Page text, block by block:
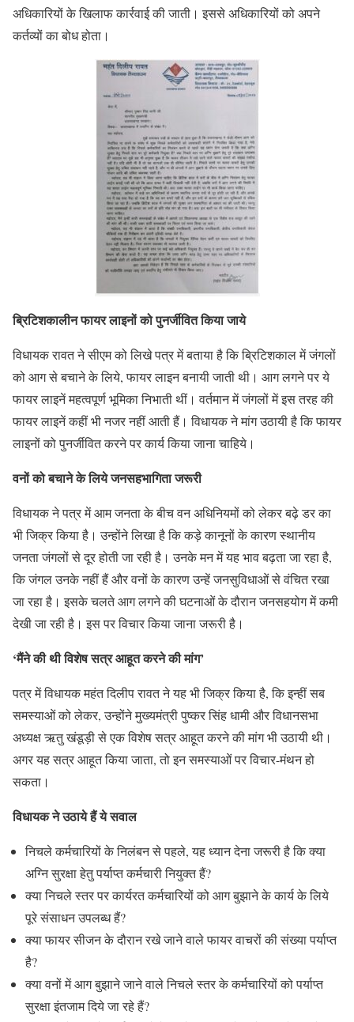
अधिकारियों के खिलाफ कार्रवाई की जाती। इससे अधिकारियों को अपने
कर्तव्यों का बोध होता।
ब्रिटिशकालीन फायर लाइनों को पुनर्जीवित किया जाये
विधायक रावत ने सीएम को लिखे पत्र में बताया है कि ब्रिटिशकाल में जंगलों
को आग से बचाने के लिये, फायर लाइन बनायी जाती थी। आग लगने पर ये
फायर लाइनें महत्वपूर्ण भूमिका निभाती थीं। वर्तमान में जंगलों में इस तरह की
फायर लाइनें कहीं भी नजर नहीं आती हैं। विधायक ने मांग उठायी है कि फायर
लाइनों को पुनर्जीवित करने पर कार्य किया जाना चाहिये।
वनों को बचाने के लिये जनसहभागिता जरूरी
विधायक ने पत्र में आम जनता के बीच वन अधिनियमों को लेकर बढ़े डर का
भी जिक्र किया है। उन्होंने लिखा है कि कड़े कानूनों के कारण स्थानीय
जनता जंगलों से दूर होती जा रही है। उनके मन में यह भाव बढ़ता जा रहा है,
कि जंगल उनके नहीं हैं और वनों के कारण उन्हें जनसुविधाओं से वंचित रखा
जा रहा है। इसके चलते आग लगने की घटनाओं के दौरान जनसहयोग में कमी
देखी जा रही है। इस पर विचार किया जाना जरूरी है।
‘मैंने की थी विशेष सत्र आहूत करने की मांग’
पत्र में विधायक महंत दिलीप रावत ने यह भी जिक्र किया है, कि इन्हीं सब
समस्याओं को लेकर, उन्होंने मुख्यमंत्री पुष्कर सिंह धामी और विधानसभा
अध्यक्ष ऋतु खंडूड़ी से एक विशेष सत्र आहूत करने की मांग भी उठायी थी।
अगर यह सत्र आहूत किया जाता, तो इन समस्याओं पर विचार-मंथन हो
सकता।
विधायक ने उठाये हैं ये सवाल
निचले कर्मचारियों के निलंबन से पहले, यह ध्यान देना जरूरी है कि क्या
अग्नि सुरक्षा हेतु पर्याप्त कर्मचारी नियुक्त हैं?
क्या निचले स्तर पर कार्यरत कर्मचारियों को आग बुझाने के कार्य के लिये
पूरे संसाधन उपलब्ध हैं?
क्या फायर सीजन के दौरान रखे जाने वाले फायर वाचरों की संख्या पर्याप्त
है?
क्या वनों में आग बुझाने जाने वाले निचले स्तर के कर्मचारियों को पर्याप्त
सुरक्षा इंतजाम दिये जा रहे हैं?